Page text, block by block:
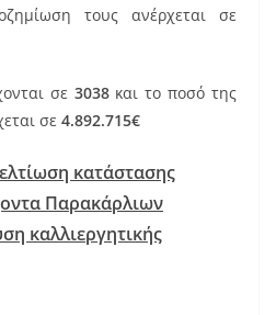
τους ανέρχεται σε
σε 3038 και το ποσό της
σε 4.892.715€
κατάστασης
Παρακάρλιων
καλλιεργητικής